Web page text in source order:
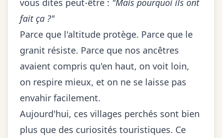
fait ça ?"
Parce que l'altitude protège. Parce que le
granit résiste. Parce que nos ancêtres
avaient compris qu'en haut, on voit loin,
on respire mieux, et on ne se laisse pas
envahir facilement.
Aujourd'hui, ces villages perchés sont bien
plus que des curiosités touristiques. Ce